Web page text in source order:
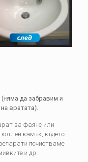
да забравим и
вратата).
за фаянс или
камък, където
почистваме
и др.